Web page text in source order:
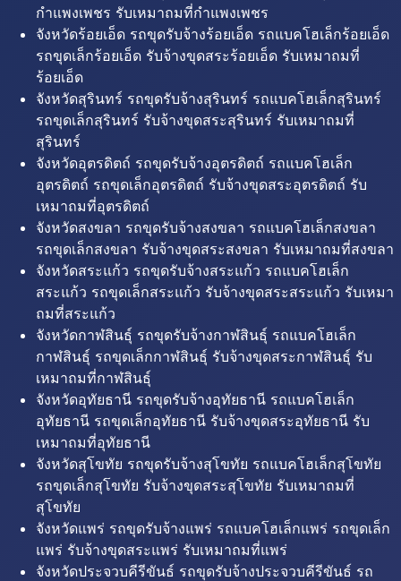
กำแพงเพชร รับเหมาถมที่กำแพงเพชร
จังหวัดร้อยเอ็ด รถขุดรับจ้างร้อยเอ็ด รถแบคโฮเล็กร้อยเอ็ด
รถขุดเล็กร้อยเอ็ด รับจ้างขุดสระร้อยเอ็ด รับเหมาถมที่
ร้อยเอ็ด
จังหวัดสุรินทร์ รถขุดรับจ้างสุรินทร์ รถแบคโฮเล็กสุรินทร์
รถขุดเล็กสุรินทร์ รับจ้างขุดสระสุรินทร์ รับเหมาถมที่
สุรินทร์
จังหวัดอุตรดิตถ์ รถขุดรับจ้างอุตรดิตถ์ รถแบคโฮเล็ก
อุตรดิตถ์ รถขุดเล็กอุตรดิตถ์ รับจ้างขุดสระอุตรดิตถ์ รับ
เหมาถมที่อุตรดิตถ์
จังหวัดสงขลา รถขุดรับจ้างสงขลา รถแบคโฮเล็กสงขลา
รถขุดเล็กสงขลา รับจ้างขุดสระสงขลา รับเหมาถมที่สงขลา
จังหวัดสระแก้ว รถขุดรับจ้างสระแก้ว รถแบคโฮเล็ก
สระแก้ว รถขุดเล็กสระแก้ว รับจ้างขุดสระสระแก้ว รับเหมา
ถมที่สระแก้ว
จังหวัดกาฬสินธุ์ รถขุดรับจ้างกาฬสินธุ์ รถแบคโฮเล็ก
กาฬสินธุ์ รถขุดเล็กกาฬสินธุ์ รับจ้างขุดสระกาฬสินธุ์ รับ
เหมาถมที่กาฬสินธุ์
จังหวัดอุทัยธานี รถขุดรับจ้างอุทัยธานี รถแบคโฮเล็ก
อุทัยธานี รถขุดเล็กอุทัยธานี รับจ้างขุดสระอุทัยธานี รับ
เหมาถมที่อุทัยธานี
จังหวัดสุโขทัย รถขุดรับจ้างสุโขทัย รถแบคโฮเล็กสุโขทัย
รถขุดเล็กสุโขทัย รับจ้างขุดสระสุโขทัย รับเหมาถมที่
สุโขทัย
จังหวัดแพร่ รถขุดรับจ้างแพร่ รถแบคโฮเล็กแพร่ รถขุดเล็ก
แพร่ รับจ้างขุดสระแพร่ รับเหมาถมที่แพร่
จังหวัดประจวบคีรีขันธ์ รถขุดรับจ้างประจวบคีรีขันธ์ รถ